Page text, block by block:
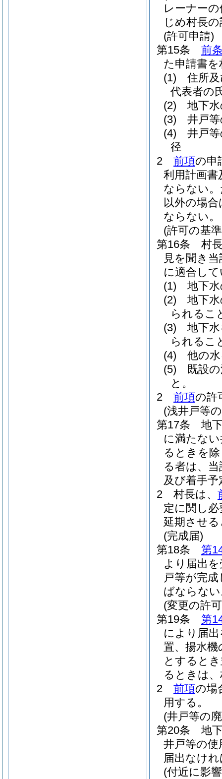
レーナー
じめ村長
(許可申請)
第15条
前
た申請書
(1)
住所
代表者の
(2)
地下
(3)
井戸
(4)
井戸
径
2
前項の申
利用計画
ならない。
以外の場
ならない。
(許可の基
第16条
村
見を聞き
に適合し
(1)
地下
(2)
地下
られるこ
(3)
地下
られるこ
(4)
他の
(5)
既設
と。
2
前項の許
(浅井戸等
第17条
地
に満たな
るときを
る者は、
及び着手
2
村長は、
定に関し
延期させ
(完成届)
第18条
第
より届出
戸等が完
ばならな
(変更の許
第19条
第
により届
置、揚水
とすると
るときは
2
前項の場
用する。
(井戸等の
第20条
地
井戸等の
届出なけ
(付近に影